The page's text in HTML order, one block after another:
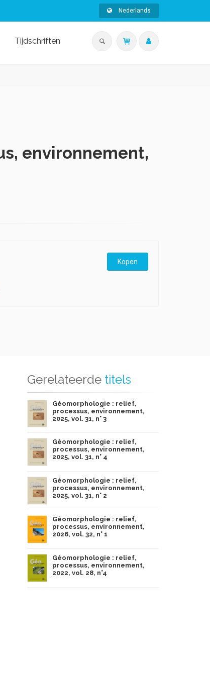
Nederlands
Tijdschriften
environnement,
Kopen
Gerelateerde titels
Géomorphologie : relief,
processus, environnement,
2025, vol. 31, n° 3
Géomorphologie : relief,
processus, environnement,
2025, vol. 31, n° 4
Géomorphologie : relief,
processus, environnement,
2025, vol. 31, n° 2
Géomorphologie : relief,
processus, environnement,
2026, vol. 32, n° 1
Géomorphologie : relief,
processus, environnement,
2022, vol. 28, n°4